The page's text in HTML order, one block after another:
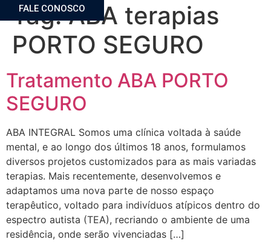
FALE CONOSCO
Tag:ABA terapias
PORTO SEGURO
Tratamento ABA PORTO
SEGURO
ABA INTEGRAL Somos uma clínica voltada à saúde
mental, e ao longo dos últimos 18 anos, formulamos
diversos projetos customizados para as mais variadas
terapias. Mais recentemente, desenvolvemos e
adaptamos uma nova parte de nosso espaço
terapêutico, voltado para indivíduos atípicos dentro do
espectro autista (TEA), recriando o ambiente de uma
residência, onde serão vivenciadas […]